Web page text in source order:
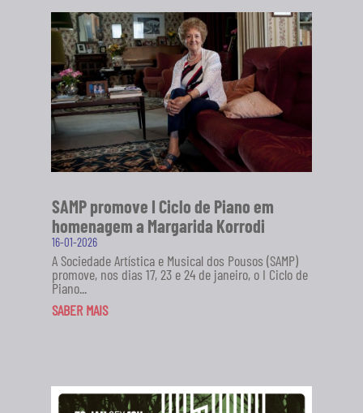
SAMP promove I Ciclo de Piano em
homenagem a Margarida Korrodi
16-01-2026
A Sociedade Artística e Musical dos Pousos (SAMP)
promove, nos dias 17, 23 e 24 de janeiro, o I Ciclo de
Piano...
SABER MAIS